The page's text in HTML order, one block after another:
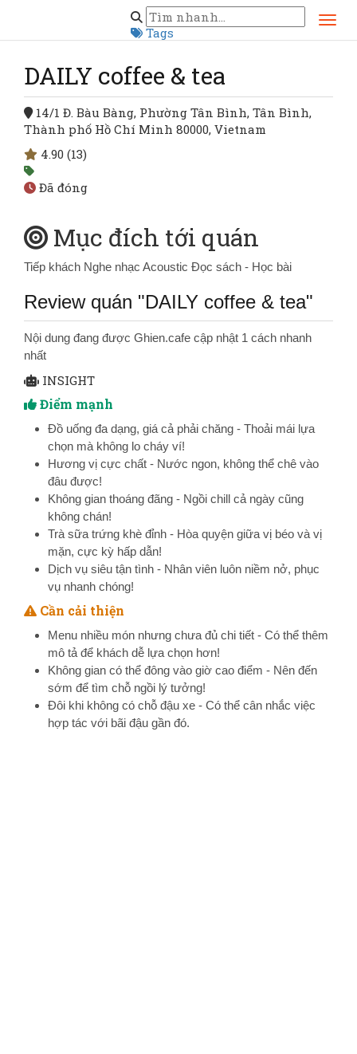
Tags
Hồ Chí Minh
DAILY coffee & tea
DAILY coffee & tea
14/1 Đ. Bàu Bàng, Phường Tân Bình, Tân Bình,
Thành phố Hồ Chí Minh 80000, Vietnam
4.90 (13)
Đã đóng
Mục đích tới quán
Tiếp khách Nghe nhạc Acoustic Đọc sách - Học bài
Review quán "DAILY coffee & tea"
Nội dung đang được Ghien.cafe cập nhật 1 cách nhanh
nhất
INSIGHT
Điểm mạnh
Đồ uống đa dạng, giá cả phải chăng - Thoải mái lựa
chọn mà không lo cháy ví!
Hương vị cực chất - Nước ngon, không thể chê vào
đâu được!
Không gian thoáng đãng - Ngồi chill cả ngày cũng
không chán!
Trà sữa trứng khè đỉnh - Hòa quyện giữa vị béo và vị
mặn, cực kỳ hấp dẫn!
Dịch vụ siêu tận tình - Nhân viên luôn niềm nở, phục
vụ nhanh chóng!
Cần cải thiện
Menu nhiều món nhưng chưa đủ chi tiết - Có thể thêm
mô tả để khách dễ lựa chọn hơn!
Không gian có thể đông vào giờ cao điểm - Nên đến
sớm để tìm chỗ ngồi lý tưởng!
Đôi khi không có chỗ đậu xe - Có thể cân nhắc việc
hợp tác với bãi đậu gần đó.